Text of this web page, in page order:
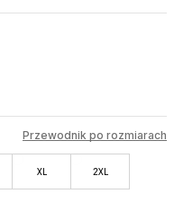
Przewodnik po rozmiarach
XL 2XL